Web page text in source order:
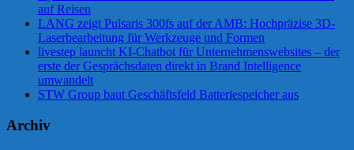
auf Reisen
LANG zeigt Pulsaris 300fs auf der AMB: Hochpräzise 3D-
Laserbearbeitung für Werkzeuge und Formen
livestep launcht KI-Chatbot für Unternehmenswebsites – der
erste der Gesprächsdaten direkt in Brand Intelligence
umwandelt
STW Group baut Geschäftsfeld Batteriespeicher aus
Archiv